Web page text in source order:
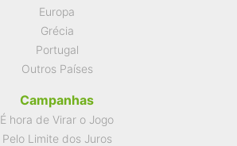
Europa
Grécia
Portugal
Outros Países
Campanhas
É hora de Virar o Jogo
Pelo Limite dos Juros